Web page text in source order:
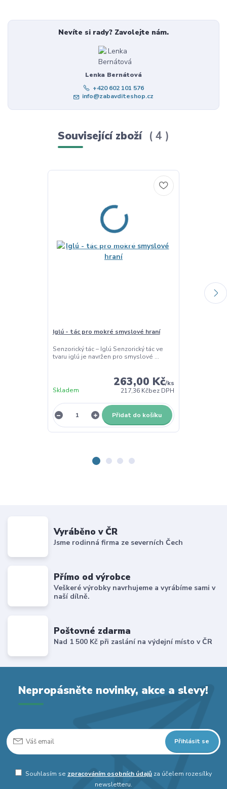
Nevíte si rady? Zavolejte nám.
Lenka Bernátová
+420 602 101 576
info@zabavditeshop.cz
Související zboží 4
Iglú - tác pro mokré smyslové hraní
Senzorický tác – Iglú Senzorický tác ve
tvaru iglú je navržen pro smyslové ...
263,00 Kč/ks
217,36 Kčbez DPH
Skladem
Přidat do košíku
Vyráběno v ČR
Jsme rodinná firma ze severních Čech
Přímo od výrobce
Veškeré výrobky navrhujeme a vyrábíme sami v
naší dílně.
Poštovné zdarma
Nad 1 500 Kč při zaslání na výdejní místo v ČR
Nepropásněte novinky, akce a slevy!
Přihlásit se
Souhlasím se zpracováním osobních údajůza účelem rozesílky
newsletteru.